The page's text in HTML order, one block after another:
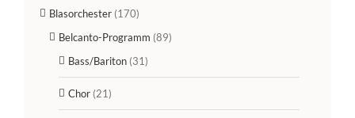
Blasorchester (170)
Belcanto-Programm (89)
Bass/Bariton (31)
Chor (21)